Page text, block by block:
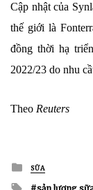
Cập nhật của
thế giới là
đồng thời hạ
2022/23 do nhu
Theo Reuters
Posted
in
SỮA
Tagged